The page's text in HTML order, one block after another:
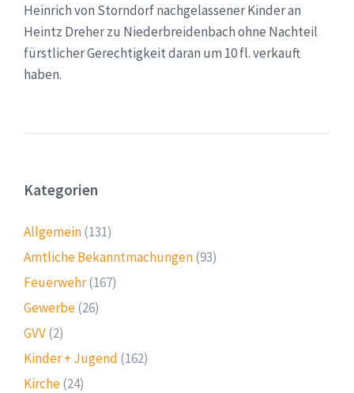
Heinrich von Storndorf nachgelassener Kinder an
Heintz Dreher zu Niederbreidenbach ohne Nachteil
fürstlicher Gerechtigkeit daran um 10 fl. verkauft
haben.
Kategorien
Allgemein(131)
Amtliche Bekanntmachungen(93)
Feuerwehr(167)
Gewerbe(26)
GVV(2)
Kinder + Jugend (162)
Kirche(24)